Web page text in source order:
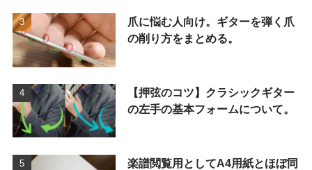
爪に悩む人向け。ギターを弾く爪
の削り方をまとめる。
【押弦のコツ】クラシックギター
の左手の基本フォームについて。
楽譜閲覧用としてA4用紙とほぼ同